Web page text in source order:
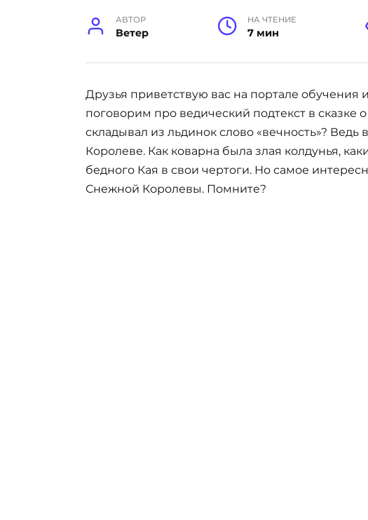
АВТОР
Ветер
НА ЧТЕНИЕ
7 мин
Друзья приветствую вас на портале обучения
поговорим про ведический подтекст в
складывал из льдинок слово «вечность»?
Королеве. Как коварна была злая колдунья,
бедного Кая в свои чертоги. Но самое
Снежной Королевы. Помните?